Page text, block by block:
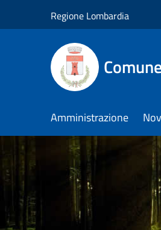
Regione Lombardia
Amministrazione